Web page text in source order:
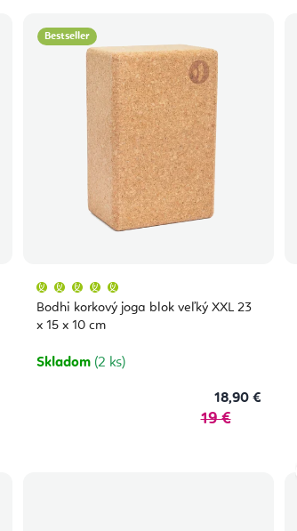
Bestseller
Bodhi korkový joga blok veľký XXL 23
x 15 x 10 cm
produktu
je
hviezdičiek.
Skladom (2 ks)
18,90 €
19 €